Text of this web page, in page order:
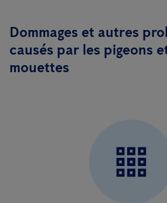
Dommages et autres
causés par les pigeons
mouettes